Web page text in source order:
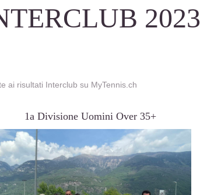
2023
ai risultati Interclub su MyTennis.ch
1a Divisione Uomini Over 35+